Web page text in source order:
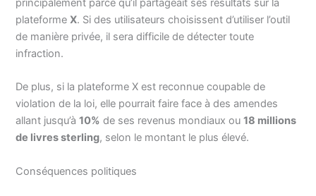
principalement parce qu’il partageait ses résultats sur la
plateformeX. Si des utilisateurs choisissent d’utiliser l’outil
de manière privée, il sera difficile de détecter toute
infraction.
De plus, si la plateforme X est reconnue coupable de
violation de la loi, elle pourrait faire face à des amendes
allant jusqu’à10% de ses revenus mondiaux ou18 millions
de livres sterling, selon le montant le plus élevé.
Conséquences politiques